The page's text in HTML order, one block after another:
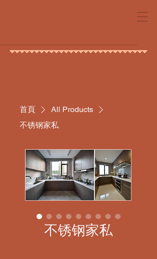
首頁
All Products
不锈钢家私
不锈钢家私